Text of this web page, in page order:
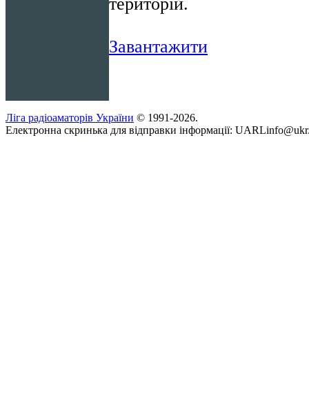
Завантажити
Ліга радіоаматорів України © 1991-2026.
Електронна скринька для відправки інформації: